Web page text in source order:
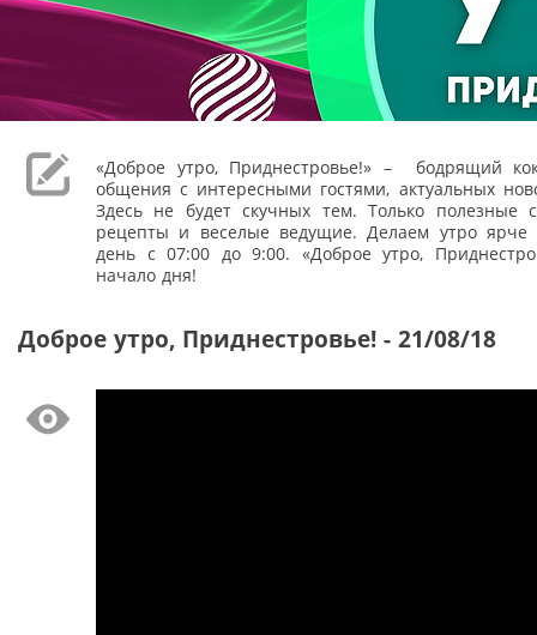
«Доброе утро, Приднестровье!» – бодрящий
общения с интересными гостями, актуальных
Здесь не будет скучных тем. Только полезные
рецепты и веселые ведущие. Делаем утро ярче
день с 07:00 до 9:00. «Доброе утро,
начало дня!
Доброе утро, Приднестровье! - 21/08/18